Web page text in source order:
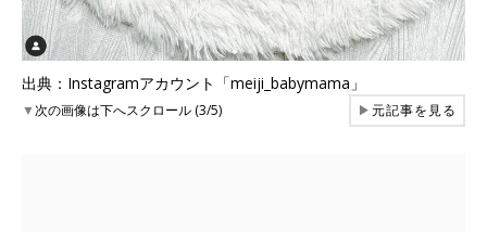
出典：Instagramアカウント「meiji_babymama」
▼次の画像は下へスクロール (3/5) ▶元記事を見る